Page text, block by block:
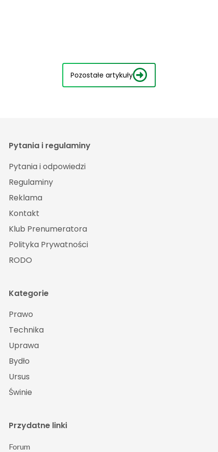
Pozostałe artykuły
Pytania i regulaminy
Pytania i odpowiedzi
Regulaminy
Reklama
Kontakt
Klub Prenumeratora
Polityka Prywatności
RODO
Kategorie
Prawo
Technika
Uprawa
Bydło
Ursus
Świnie
Przydatne linki
Forum